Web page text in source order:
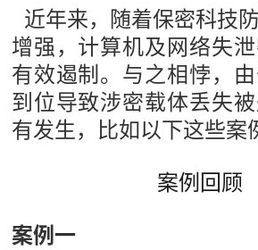
近年来，随着保密科技
增强，计算机及网络失
有效遏制。与之相悖，
到位导致涉密载体丢失
有发生，比如以下这些案
案例回顾
案例一